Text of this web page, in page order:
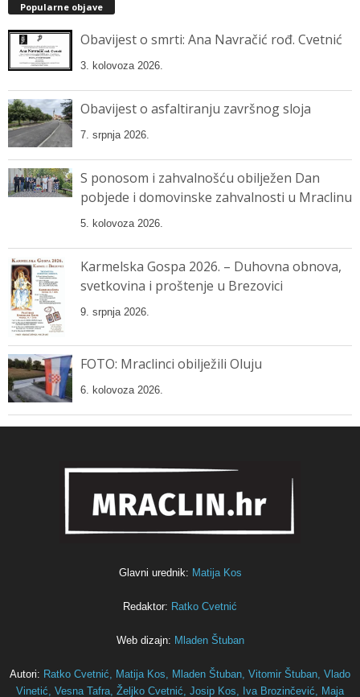
Popularne objave
Obavijest o smrti: Ana Navračić rođ. Cvetnić
3. kolovoza 2026.
Obavijest o asfaltiranju završnog sloja
7. srpnja 2026.
S ponosom i zahvalnošću obilježen Dan
pobjede i domovinske zahvalnosti u Mraclinu
5. kolovoza 2026.
Karmelska Gospa 2026. – Duhovna obnova,
svetkovina i proštenje u Brezovici
9. srpnja 2026.
FOTO: Mraclinci obilježili Oluju
6. kolovoza 2026.
Glavni urednik: Matija Kos
Redaktor: Ratko Cvetnić
Web dizajn: Mladen Štuban
Autori: Ratko Cvetnić, Matija Kos, Mladen Štuban, Vitomir Štuban, Vlado
Vinetić, Vesna Tafra, Željko Cvetnić, Josip Kos, Iva Brozinčević, Maja